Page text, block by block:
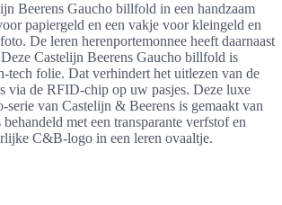
Beerens Gaucho billfold in een handzaam
papiergeld en een vakje voor kleingeld en
De leren herenportemonnee heeft daarnaast
Castelijn Beerens Gaucho billfold is
tech folie. Dat verhindert het uitlezen van de
via de RFID-chip op uw pasjes. Deze luxe
van Castelijn & Beerens is gemaakt van
met een transparante verfstof en
C&B-logo in een leren ovaaltje.